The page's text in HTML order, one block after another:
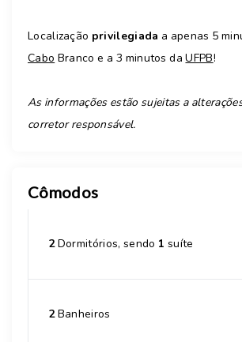
Localização privilegiada a apenas 5
Cabo Branco e a 3 minutos daUFPB!
As informações estão sujeitas a
corretor responsável.
Cômodos
2Dormitórios, sendo 1 suíte
2Banheiros